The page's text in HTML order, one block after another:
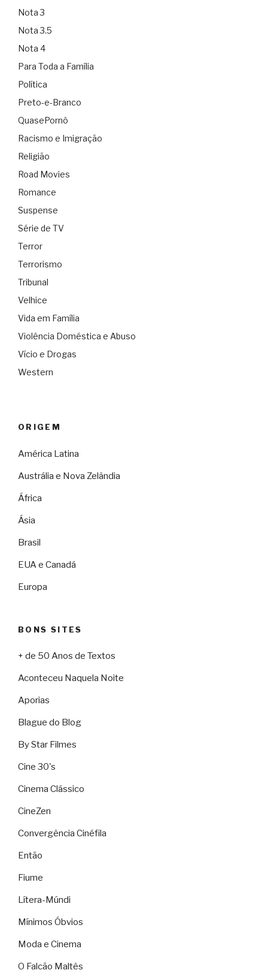
Nota 3
Nota 3.5
Nota 4
Para Toda a Família
Política
Preto-e-Branco
QuasePornô
Racismo e Imigração
Religião
Road Movies
Romance
Suspense
Série de TV
Terror
Terrorismo
Tribunal
Velhice
Vida em Família
Violência Doméstica e Abuso
Vício e Drogas
Western
ORIGEM
América Latina
Austrália e Nova Zelândia
África
Ásia
Brasil
EUA e Canadá
Europa
BONS SITES
+ de 50 Anos de Textos
Aconteceu Naquela Noite
Aporias
Blague do Blog
By Star Filmes
Cine 30's
Cinema Clássico
CineZen
Convergência Cinéfila
Então
Fiume
Lítera-Múndi
Mínimos Óbvios
Moda e Cinema
O Falcão Maltês